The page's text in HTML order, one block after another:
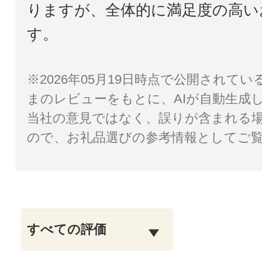
りますが、全体的に満足度の高
す。
※2026年05月19日時点で公開されてい
まのレビューをもとに、AIが自動生成
当社の意見ではなく、誤りが含まれる
ので、お礼品選びの参考情報としてご